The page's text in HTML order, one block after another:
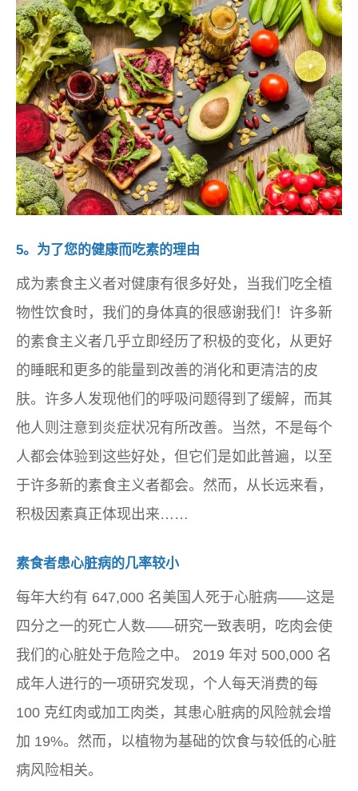
5。为了您的健康而吃素的理由
成为素食主义者对健康有很多好处，当我们吃全植
物性饮食时，我们的身体真的很感谢我们！许多新
的素食主义者几乎立即经历了积极的变化，从更好
的睡眠和更多的能量到改善的消化和更清洁的皮
肤。许多人发现他们的呼吸问题得到了缓解，而其
他人则注意到炎症状况有所改善。当然，不是每个
人都会体验到这些好处，但它们是如此普遍，以至
于许多新的素食主义者都会。然而，从长远来看，
积极因素真正体现出来……
素食者患心脏病的几率较小
每年大约有 647,000 名美国人死于心脏病——这是
四分之一的死亡人数——研究一致表明，吃肉会使
我们的心脏处于危险之中。 2019 年对 500,000 名
成年人进行的一项研究发现，个人每天消费的每
100 克红肉或加工肉类，其患心脏病的风险就会增
加 19%。然而，以植物为基础的饮食与较低的心脏
病风险相关。